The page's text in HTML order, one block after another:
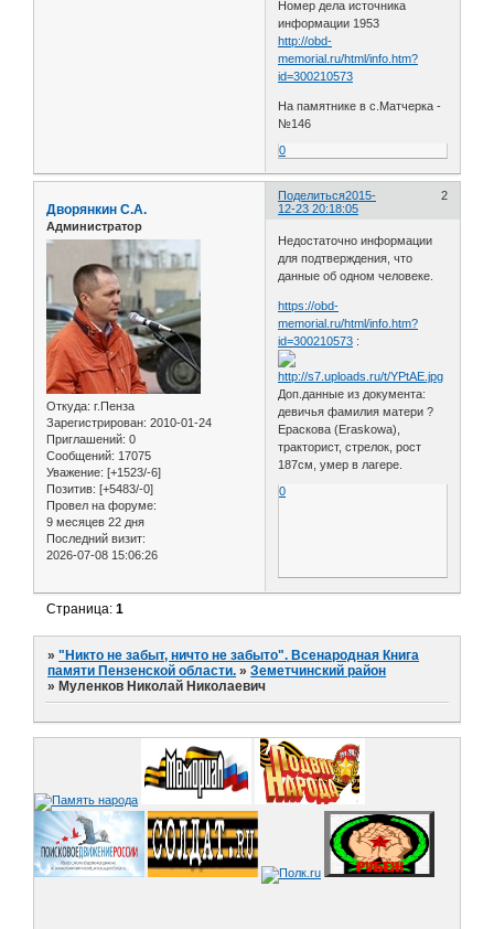
Номер дела источника
информации 1953
http://obd-
memorial.ru/html/info.htm?
id=300210573
На памятнике в с.Матчерка -
№146
0
Поделиться 2
2015-
12-23 20:18:05
Дворянкин С.А.
Администратор
Откуда: г.Пенза
Зарегистрирован: 2010-01-24
Приглашений: 0
Сообщений: 17075
Уважение: [+1523/-6]
Позитив: [+5483/-0]
Провел на форуме:
9 месяцев 22 дня
Последний визит:
2026-07-08 15:06:26
Недостаточно информации
для подтверждения, что
данные об одном человеке.
https://obd-
memorial.ru/html/info.htm?
id=300210573 :
Доп.данные из документа:
девичья фамилия матери ?
Ераскова (Eraskowa),
тракторист, стрелок, рост
187см, умер в лагере.
0
Страница:1
»"Никто не забыт, ничто не забыто". Всенародная Книга
памяти Пензенской области. »Земетчинский район
»Муленков Николай Николаевич